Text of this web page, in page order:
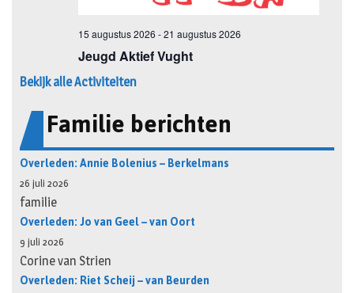
Bekijk alle Activiteiten
Familie berichten
Overleden: Annie Bolenius – Berkelmans
26 juli 2026
familie
Overleden: Jo van Geel – van Oort
9 juli 2026
Corine van Strien
Overleden: Riet Scheij – van Beurden